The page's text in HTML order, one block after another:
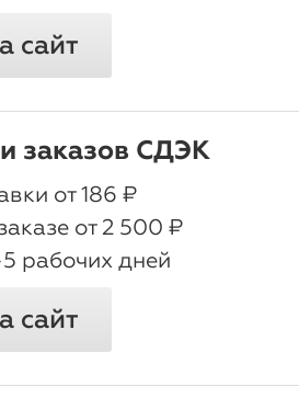
сайт
заказов СДЭК
oт 186 ₽
от 2 500 ₽
5 рабочих дней
сайт